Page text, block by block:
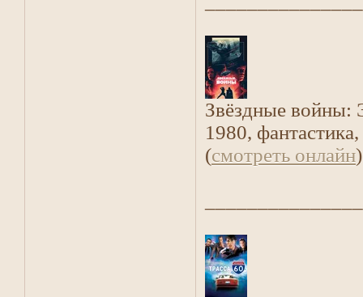
Звёздные войны:
1980,
(смотреть онлайн)